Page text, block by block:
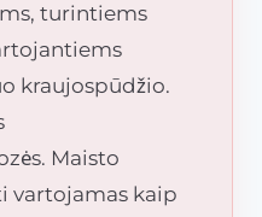
turintiems
kraujospūdžio.
Maisto
vartojamas kaip